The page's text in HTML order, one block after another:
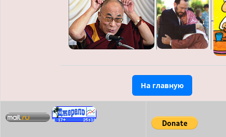
На главную